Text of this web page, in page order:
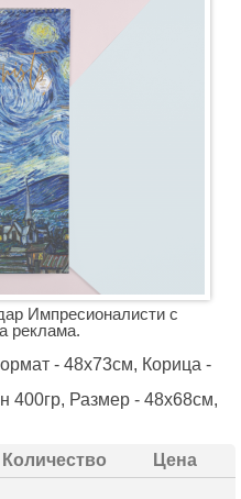
Импресионалисти с
реклама.
- 48х73см, Корица -
400гр, Размер - 48х68см,
Количество
Цена